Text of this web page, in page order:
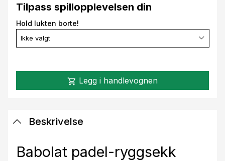
Tilpass spillopplevelsen din
Hold lukten borte!
Ikke valgt
shopping_cart Legg i handlevognen
Beskrivelse
Babolat padel-ryggsekk